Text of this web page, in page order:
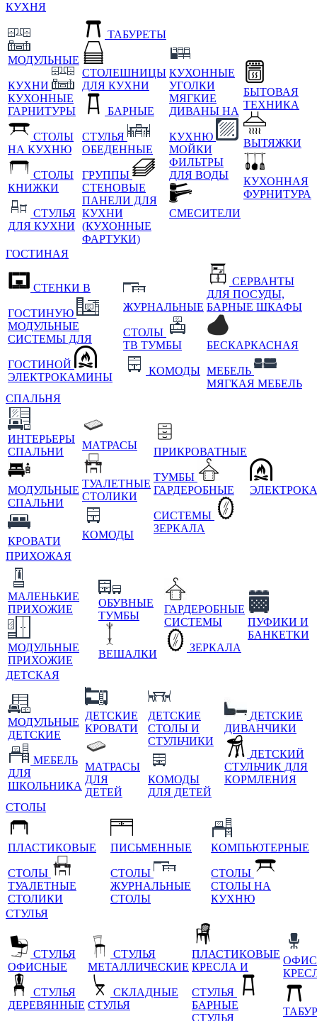
КУХНЯ
МОДУЛЬНЫЕ
КУХНИ
КУХОННЫЕ
ГАРНИТУРЫ
СТОЛЫ
НА КУХНЮ
СТОЛЫ
КНИЖКИ
СТУЛЬЯ
ДЛЯ КУХНИ
ТАБУРЕТЫ
СТОЛЕШНИЦЫ
ДЛЯ КУХНИ
БАРНЫЕ
СТУЛЬЯ
ОБЕДЕННЫЕ
ГРУППЫ
СТЕНОВЫЕ
ПАНЕЛИ ДЛЯ
КУХНИ
(КУХОННЫЕ
ФАРТУКИ)
КУХОННЫЕ
УГОЛКИ
МЯГКИЕ
ДИВАНЫ НА
КУХНЮ
МОЙКИ
ФИЛЬТРЫ
ДЛЯ ВОДЫ
СМЕСИТЕЛИ
БЫТОВАЯ
ТЕХНИКА
ВЫТЯЖКИ
КУХОННАЯ
ФУРНИТУРА
ГОСТИНАЯ
СТЕНКИ В
ГОСТИНУЮ
МОДУЛЬНЫЕ
СИСТЕМЫ ДЛЯ
ГОСТИНОЙ
ЭЛЕКТРОКАМИНЫ
ЖУРНАЛЬНЫЕ
СТОЛЫ
ТВ ТУМБЫ
КОМОДЫ
СЕРВАНТЫ
ДЛЯ ПОСУДЫ,
БАРНЫЕ ШКАФЫ
БЕСКАРКАСНАЯ
МЕБЕЛЬ
МЯГКАЯ МЕБЕЛЬ
СПАЛЬНЯ
ИНТЕРЬЕРЫ
СПАЛЬНИ
МОДУЛЬНЫЕ
СПАЛЬНИ
КРОВАТИ
МАТРАСЫ
ТУАЛЕТНЫЕ
СТОЛИКИ
КОМОДЫ
ПРИКРОВАТНЫЕ
ТУМБЫ
ГАРДЕРОБНЫЕ
СИСТЕМЫ
ЗЕРКАЛА
ПРИХОЖАЯ
МАЛЕНЬКИЕ
ПРИХОЖИЕ
МОДУЛЬНЫЕ
ПРИХОЖИЕ
ОБУВНЫЕ
ТУМБЫ
ВЕШАЛКИ
ГАРДЕРОБНЫЕ
СИСТЕМЫ
ЗЕРКАЛА
ПУФИКИ И
БАНКЕТКИ
ДЕТСКАЯ
МОДУЛЬНЫЕ
ДЕТСКИЕ
МЕБЕЛЬ
ДЛЯ
ШКОЛЬНИКА
ДЕТСКИЕ
КРОВАТИ
МАТРАСЫ
ДЛЯ
ДЕТЕЙ
ДЕТСКИЕ
СТОЛЫ И
СТУЛЬЧИКИ
КОМОДЫ
ДЛЯ ДЕТЕЙ
ДЕТСКИЕ
ДИВАНЧИКИ
ДЕТСКИЙ
СТУЛЬЧИК ДЛЯ
КОРМЛЕНИЯ
СТОЛЫ
ПЛАСТИКОВЫЕ
СТОЛЫ
ТУАЛЕТНЫЕ
СТОЛИКИ
ПИСЬМЕННЫЕ
СТОЛЫ
ЖУРНАЛЬНЫЕ
СТОЛЫ
КОМПЬЮТЕРНЫЕ
СТОЛЫ
СТОЛЫ НА
КУХНЮ
СТУЛЬЯ
СТУЛЬЯ
ОФИСНЫЕ
СТУЛЬЯ
ДЕРЕВЯННЫЕ
СТУЛЬЯ
МЕТАЛЛИЧЕСКИЕ
СКЛАДНЫЕ
СТУЛЬЯ
ПЛАСТИКОВЫЕ
КРЕСЛА И
СТУЛЬЯ
БАРНЫЕ
СТУЛЬЯ